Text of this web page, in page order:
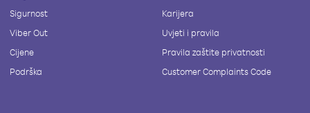
Sigurnost
Viber Out
Cijene
Podrška
Karijera
Uvjeti i pravila
Pravila zaštite privatnosti
Customer Complaints Code